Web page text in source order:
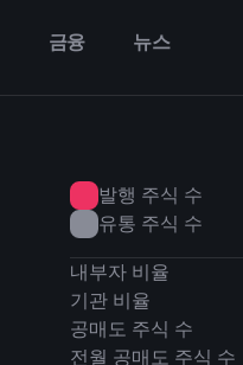
금융 뉴스
발행 주식 수
유통 주식 수
내부자 비율
기관 비율
공매도 주식 수
전월 공매도 주식 수